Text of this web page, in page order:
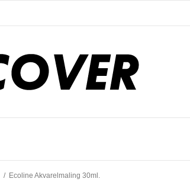
/ Ecoline Akvarelmaling 30ml.